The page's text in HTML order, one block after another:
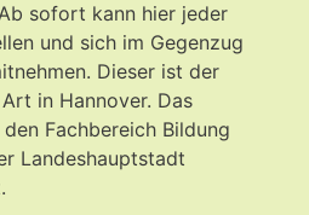
sofort kann hier jeder
und sich im Gegenzug
Dieser ist der
in Hannover. Das
Fachbereich Bildung
Landeshauptstadt